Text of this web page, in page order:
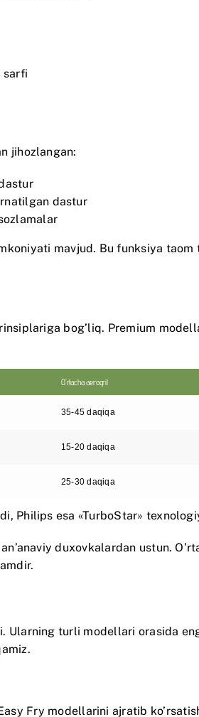
sarfi
jihozlangan:
dastur
mavjud. Bu funksiya
bog’liq. Premium
O’rtacha aerogril
35-45 daqiqa
15-20 daqiqa
25-30 daqiqa
Philips esa «TurboStar»
duxovkalardan ustun.
turli modellari orasida
Fry modellarini ajratib